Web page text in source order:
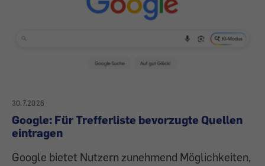
30.7.2026
Google: Für Trefferliste bevorzugte Quellen
eintragen
Google bietet Nutzern zunehmend Möglichkeiten,